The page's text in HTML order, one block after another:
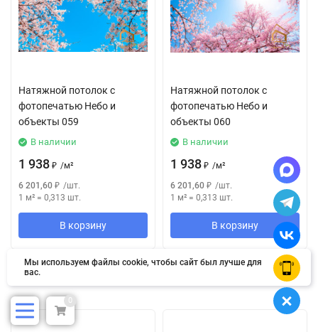
Натяжной потолок с
фотопечатью Небо и
объекты 059
В наличии
1 938 ₽ /м²
6 201,60 ₽ /шт.
1 м² = 0,313 шт.
В корзину
Натяжной потолок с
фотопечатью Небо и
объекты 060
В наличии
1 938 ₽ /м²
6 201,60 ₽ /шт.
1 м² = 0,313 шт.
В корзину
0
Мы используем файлы cookie, чтобы сайт был лучше для
вас.
OK